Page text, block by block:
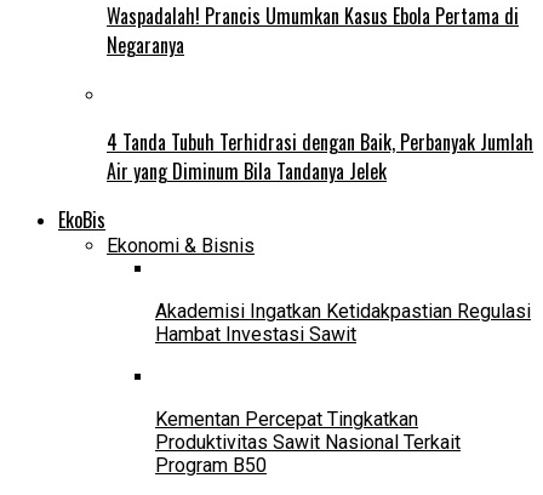
Waspadalah! Prancis Umumkan Kasus Ebola Pertama di
Negaranya
4 Tanda Tubuh Terhidrasi dengan Baik, Perbanyak Jumlah
Air yang Diminum Bila Tandanya Jelek
EkoBis
Ekonomi & Bisnis
Akademisi Ingatkan Ketidakpastian Regulasi
Hambat Investasi Sawit
Kementan Percepat Tingkatkan
Produktivitas Sawit Nasional Terkait
Program B50